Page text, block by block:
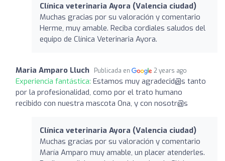
Clínica veterinaria Ayora (Valencia ciudad)
Muchas gracias por su valoración y comentario
Herme, muy amable. Reciba cordiales saludos del
equipo de Clínica Veterinaria Ayora.
Maria Amparo Lluch Publicada en 2 years ago
Experiencia fantástica: Estamos muy agradecid@s tanto
por la profesionalidad, como por el trato humano
recibido con nuestra mascota Ona, y con nosotr@s
Clínica veterinaria Ayora (Valencia ciudad)
Muchas gracias por su valoración y comentario
María Amparo muy amable, un placer atenderles.